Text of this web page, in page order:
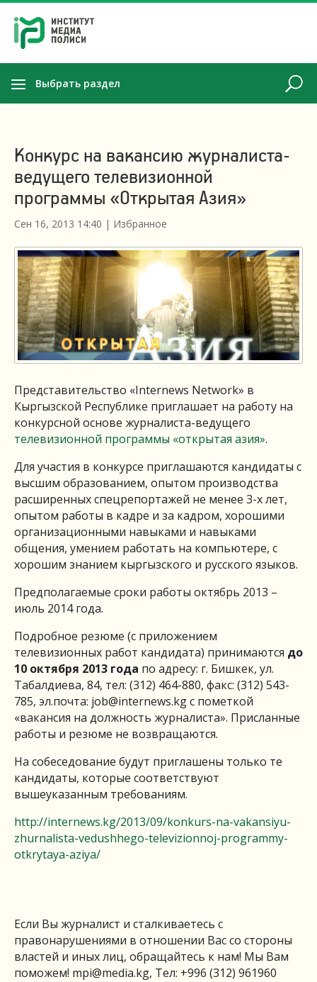
Выбрать раздел
Конкурс на вакансию журналиста-
ведущего телевизионной
программы «Открытая Азия»
Сен 16, 2013 14:40 | Избранное
Представительство «Internews Network» в
Кыргызской Республике приглашает на работу на
конкурсной основе журналиста-ведущего
телевизионной программы «открытая азия».
Для участия в конкурсе приглашаются кандидаты с
высшим образованием, опытом производства
расширенных спецрепортажей не менее 3-х лет,
опытом работы в кадре и за кадром, хорошими
организационными навыками и навыками
общения, умением работать на компьютере, с
хорошим знанием кыргызского и русского языков.
Предполагаемые сроки работы октябрь 2013 –
июль 2014 года.
Подробное резюме (с приложением
телевизионных работ кандидата) принимаются до
10 октября 2013 года по адресу: г. Бишкек, ул.
Табалдиева, 84, тел: (312) 464-880, факс: (312) 543-
785, эл.почта: job@internews.kgс пометкой
«вакансия на должность журналиста». Присланные
работы и резюме не возвращаются.
На собеседование будут приглашены только те
кандидаты, которые соответствуют
вышеуказанным требованиям.
http://internews.kg/2013/09/konkurs-na-vakansiyu-
zhurnalista-vedushhego-televizionnoj-programmy-
otkrytaya-aziya/
Если Вы журналист и сталкиваетесь с
правонарушениями в отношении Вас со стороны
властей и иных лиц, обращайтесь к нам! Мы Вам
поможем! mpi@media.kg, Тел: +996 (312) 961960